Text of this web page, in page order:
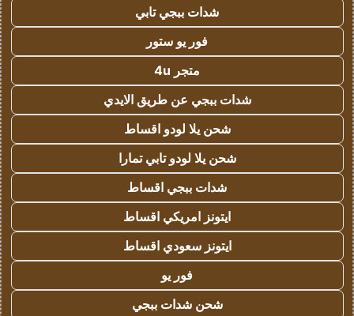
شدات ببجي تابي
فور يو ستور
متجر 4u
شدات ببجي عن طريق الايدي
شحن يلا لودو اقساط
شحن يلا لودو تابي تمارا
شدات ببجي اقساط
ايتونز امريكي اقساط
ايتونز سعودي اقساط
فور يو
شحن شدات ببجي